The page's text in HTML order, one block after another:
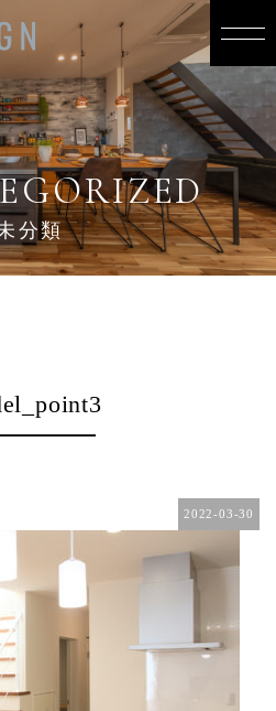
分類
2022-03-30